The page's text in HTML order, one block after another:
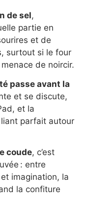
de sel,
partie en
et de
surtout si le four
de noircir.
passe avant la
et se discute,
et la
parfait autour
coude, c’est
: entre
imagination, la
la confiture